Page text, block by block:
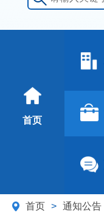
首页
首页 > 通知公告